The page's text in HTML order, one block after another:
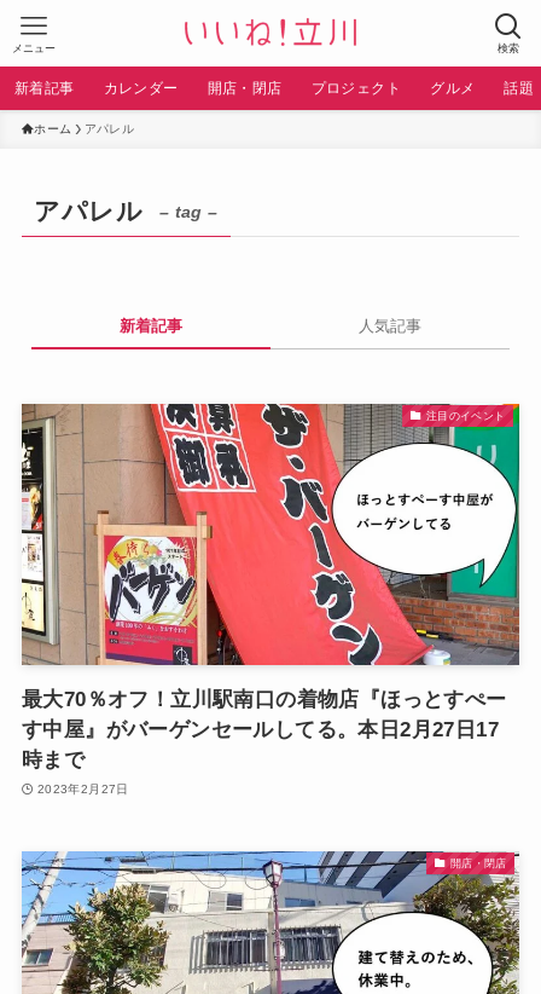
検索
メニュー
新着記事 カレンダー 開店・閉店 プロジェクト グルメ 話題
ホーム アパレル
アパレル – tag –
新着記事 人気記事
注目のイベント
最大70％オフ！立川駅南口の着物店『ほっとすぺー
す中屋』がバーゲンセールしてる。本日2月27日17
時まで
2023年2月27日
開店・閉店